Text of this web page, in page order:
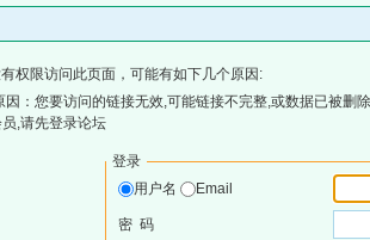
权限访问此页面，可能有如下几个原因:
因：您要访问的链接无效,可能链接不完整,或数据已被删
,请先登录论坛
登录
用户名
Email
密 码